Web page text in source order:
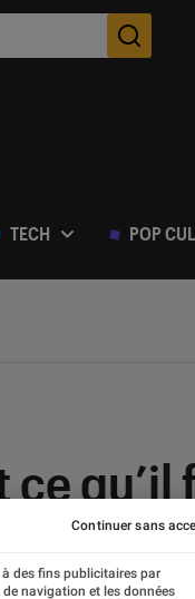
Des
TECH POP
qu’il
des fins publicitaires par
navigation et les données
Continuer sans